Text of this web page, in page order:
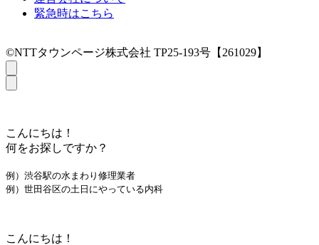
緊急時はこちら
©NTTタウンページ株式会社 TP25-193号【261029】
こんにちは！
何をお探しですか？
例）渋谷駅の水まわり修理業者
例）世田谷区の土日にやっている内科
こんにちは！